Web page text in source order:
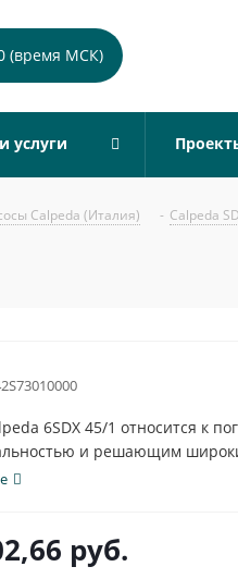
(время МСК)
услуги
Calpeda (Италия) - Calpeda
6SDX 45/1 относится к
и решающим
руб.